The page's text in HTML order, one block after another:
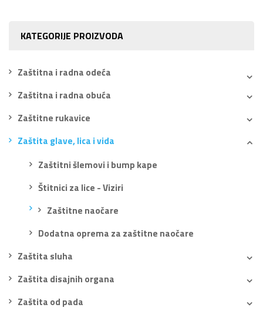
KATEGORIJE PROIZVODA
Zaštitna i radna odeća
Zaštitna i radna obuća
Zaštitne rukavice
Zaštita glave, lica i vida
Zaštitni šlemovi i bump kape
Štitnici za lice - Viziri
Zaštitne naočare
Dodatna oprema za zaštitne naočare
Zaštita sluha
Zaštita disajnih organa
Zaštita od pada